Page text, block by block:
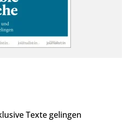
Texte gelingen